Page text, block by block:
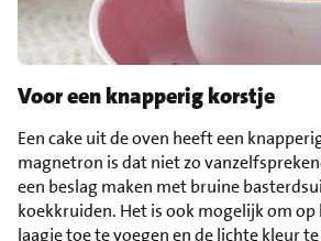
Voor een knapperig korstje
Een cake uit de oven heeft een
magnetron is dat niet zo
een beslag maken met bruine
koekkruiden. Het is ook mogelijk om
laagje toe te voegen en de lichte kleur